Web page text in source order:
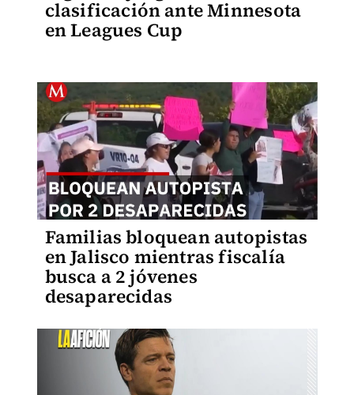
clasificación ante Minnesota
en Leagues Cup
Familias bloquean autopistas
en Jalisco mientras fiscalía
busca a 2 jóvenes
desaparecidas